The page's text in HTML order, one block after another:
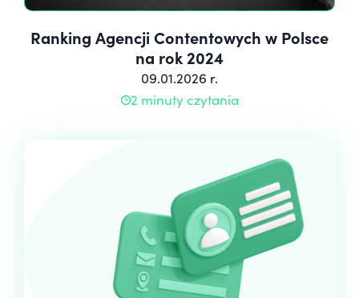
Ranking Agencji Contentowych w Polsce
na rok 2024
09.01.2026 r.
2 minuty czytania